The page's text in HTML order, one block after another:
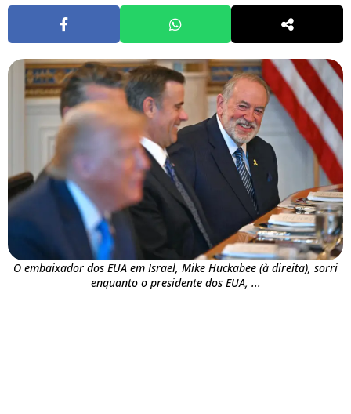
O embaixador dos EUA em Israel, Mike Huckabee (à direita), sorri
enquanto o presidente dos EUA, ...